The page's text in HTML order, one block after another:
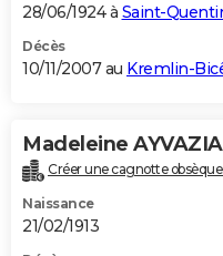
28/06/1924 à Saint-
Décès
10/11/2007 au Kremlin-
Madeleine
Créer une cagnotte
Naissance
21/02/1913